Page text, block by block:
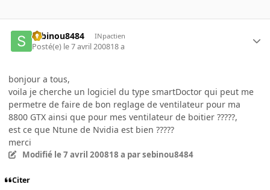
sebinou8484 INpactien
Posté(e) le 7 avril 200818 a
bonjour a tous,
voila je cherche un logiciel du type smartDoctor qui peut me
permetre de faire de bon reglage de ventilateur pour ma
8800 GTX ainsi que pour mes ventilateur de boitier ?????,
est ce que Ntune de Nvidia est bien ?????
merci
Modifié le 7 avril 200818 a par sebinou8484
Citer